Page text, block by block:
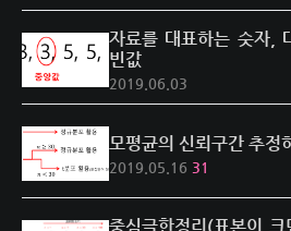
자료를 대표하는 숫자,
빈값
2019.06.03
모평균의 신뢰구간 추정
2019.05.16 31
중심극한정리(표본이